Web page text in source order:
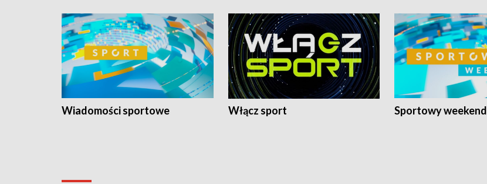
Wiadomości sportowe Włącz sport Sportowy weekend